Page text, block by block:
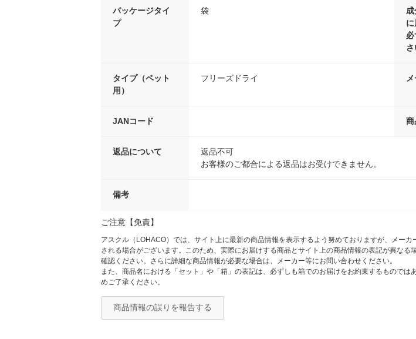
パッケージタイ
プ
袋
タイプ（ペット
用）
フリーズドライ
JANコード 商
返品について
返品不可
お客様のご都合による返品はお受けできません。
備考
ご注意【免責】
アスクル（LOHACO）では、サイト上に最新の商品情報を表示するよう努めておりますが、メー
される場合がございます。このため、実際にお届けする商品とサイト上の商品情報の表記が異な
確認ください。さらに詳細な商品情報が必要な場合は、メーカー等にお問い合わせください。
また、商品名における「セット」や「箱」の表記は、必ずしも箱でのお届けをお約束するもので
めご了承ください。
商品情報の誤りを報告する